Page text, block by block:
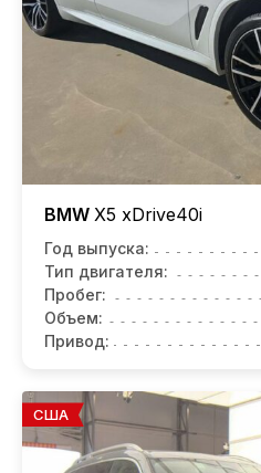
BMW X5 xDrive40i
Год выпуска:
Тип двигателя:
Пробег:
Объем:
Привод:
США